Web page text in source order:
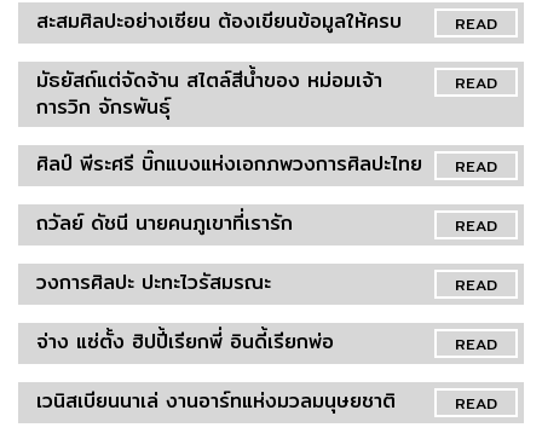
READ
สะสมศิลปะอย่างเซียน ต้องเขียนข้อมูลให้ครบ
READ
มัธยัสถ์แต่จัดจ้าน สไตล์สีน้ำของ หม่อมเจ้า
การวิก จักรพันธุ์
READ
ศิลป์ พีระศรี บิ๊กแบงแห่งเอกภพวงการศิลปะไทย
READ
ถวัลย์ ดัชนี นายคนภูเขาที่เรารัก
READ
วงการศิลปะ ปะทะไวรัสมรณะ
READ
จ่าง แซ่ตั้ง ฮิปปี้เรียกพี่ อินดี้เรียกพ่อ
READ
เวนิสเบียนนาเล่ งานอาร์ทแห่งมวลมนุษยชาติ